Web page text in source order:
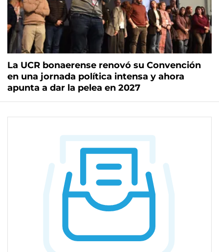
La UCR bonaerense renovó su Convención
en una jornada política intensa y ahora
apunta a dar la pelea en 2027